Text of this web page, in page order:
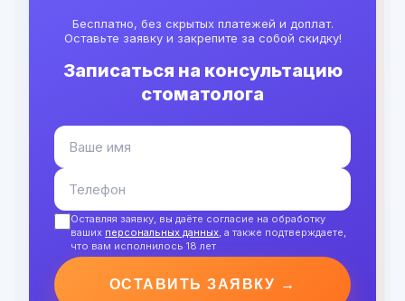
Бесплатно, без скрытых платежей и доплат.
Оставьте заявку и закрепите за собой скидку!
Записаться на консультацию
стоматолога
Оставляя заявку, вы даёте согласие на обработку
ваших персональных данных, а также подтверждаете,
что вам исполнилось 18 лет
ОСТАВИТЬ ЗАЯВКУ →